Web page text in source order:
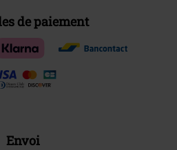
de paiement
Envoi